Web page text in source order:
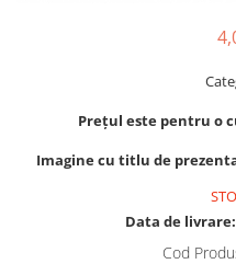
Prețul este pentru o
Imagine cu titlu de
Data de livrare:
Cod